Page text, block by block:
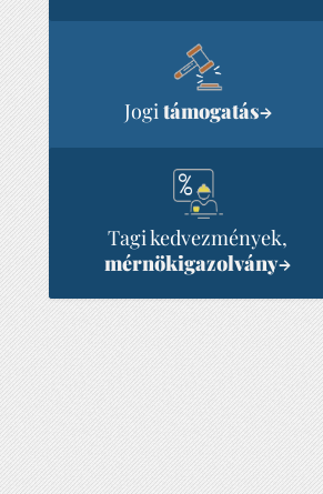
Jogitámogatás→
Tagi kedvezmények,
mérnökigazolvány→